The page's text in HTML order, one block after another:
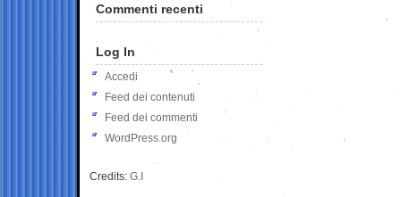
Commenti recenti
Log In
Accedi
Feed dei contenuti
Feed dei commenti
WordPress.org
Credits: G.I